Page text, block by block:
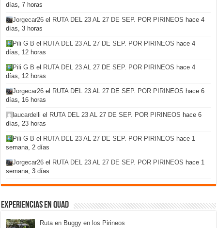
días, 7 horas
Jorgecar26 el RUTA DEL 23 AL 27 DE SEP. POR PIRINEOS hace 4
días, 3 horas
Pili G B el RUTA DEL 23 AL 27 DE SEP. POR PIRINEOS hace 4
días, 12 horas
Pili G B el RUTA DEL 23 AL 27 DE SEP. POR PIRINEOS hace 4
días, 12 horas
Jorgecar26 el RUTA DEL 23 AL 27 DE SEP. POR PIRINEOS hace 6
días, 16 horas
laucardelli el RUTA DEL 23 AL 27 DE SEP. POR PIRINEOS hace 6
días, 23 horas
Pili G B el RUTA DEL 23 AL 27 DE SEP. POR PIRINEOS hace 1
semana, 2 días
Jorgecar26 el RUTA DEL 23 AL 27 DE SEP. POR PIRINEOS hace 1
semana, 3 días
Experiencias en Quad
Ruta en Buggy en los Pirineos